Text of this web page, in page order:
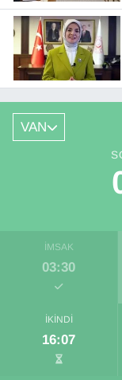
VAN
İMSAK
03:30
İKINDI
16:07